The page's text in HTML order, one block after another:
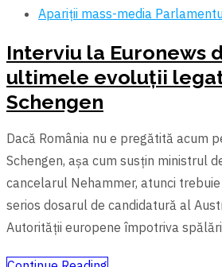
Apariții mass-media
Interviu la Euronews
ultimele evoluții
Schengen
Dacă România nu e pregătită acum
Schengen, așa cum susțin ministrul
cancelarul Nehammer, atunci
serios dosarul de candidatură al
Autorității europene împotriva